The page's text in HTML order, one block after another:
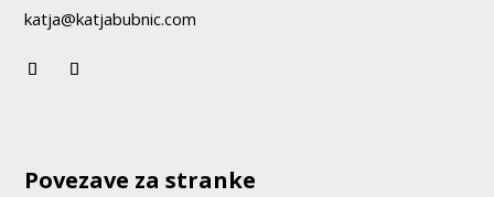
katja@katjabubnic.com
Povezave za stranke